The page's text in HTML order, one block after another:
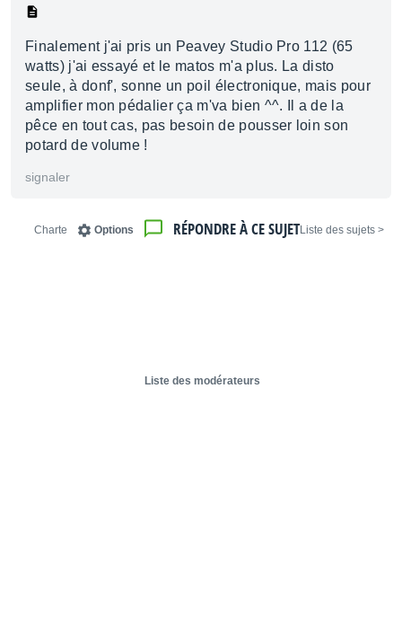
Finalement j'ai pris un Peavey Studio Pro 112 (65
watts) j'ai essayé et le matos m'a plus. La disto
seule, à donf', sonne un poil électronique, mais pour
amplifier mon pédalier ça m'va bien ^^. Il a de la
pêce en tout cas, pas besoin de pousser loin son
potard de volume !
signaler
< Liste des sujets
RÉPONDRE À CE SUJET
Options
Charte
Liste des modérateurs